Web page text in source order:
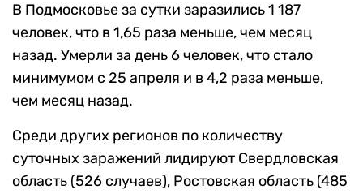
В Подмосковье за сутки заразились 1 187
человек, что в 1,65 раза меньше, чем месяц
назад. Умерли за день 6 человек, что стало
минимумом с 25 апреля и в 4,2 раза меньше,
чем месяц назад.
Среди других регионов по количеству
суточных заражений лидируют Свердловская
область (526 случаев), Ростовская область (485